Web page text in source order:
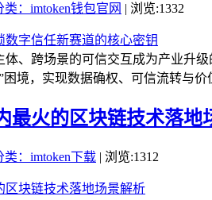
类：imtoken钱包官网 | 浏览:1332
、跨场景的可信交互成为产业升
境，实现数据确权、可信流转与
最火的区块链技术落地
类：imtoken下载 | 浏览:1312